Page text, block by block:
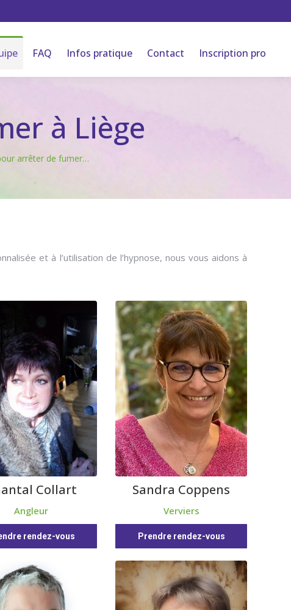
FAQ Infos pratique Contact Inscription pro
à Liège
arrêter de fumer…
et à l’utilisation de l’hypnose, nous vous aidons à
Collart
Angleur
rendez-vous
Sandra Coppens
Verviers
Prendre rendez-vous